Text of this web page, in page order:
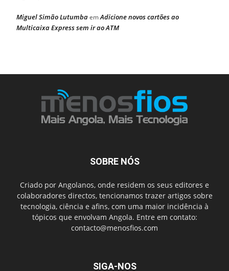
Miguel Simão LutumbaemAdicione novos cartões ao
Multicaixa Express sem ir ao ATM
SOBRE NÓS
Criado por Angolanos, onde residem os seus editores e
colaboradores directos, tencionamos trazer artigos sobre
tecnologia, ciência e afins, com uma maior incidência à
tópicos que envolvam Angola. Entre em contato:
contacto@menosfios.com
SIGA-NOS